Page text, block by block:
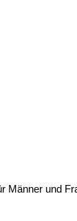
Männer und